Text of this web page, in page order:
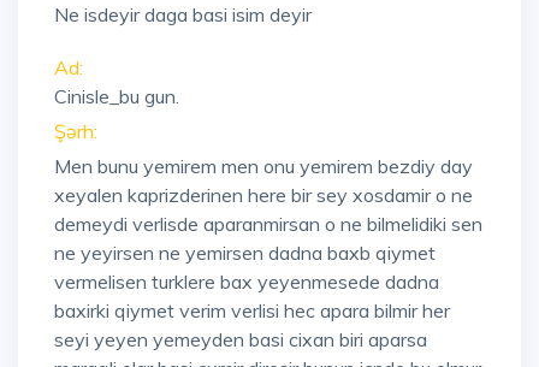
Ne isdeyir daga basi isim deyir
Ad:
Cinisle_bu gun.
Şərh:
Men bunu yemirem men onu yemirem bezdiy day
xeyalen kaprizderinen here bir sey xosdamir o ne
demeydi verlisde aparanmirsan o ne bilmelidiki sen
ne yeyirsen ne yemirsen dadna baxb qiymet
vermelisen turklere bax yeyenmesede dadna
baxirki qiymet verim verlisi hec apara bilmir her
seyi yeyen yemeyden basi cixan biri aparsa